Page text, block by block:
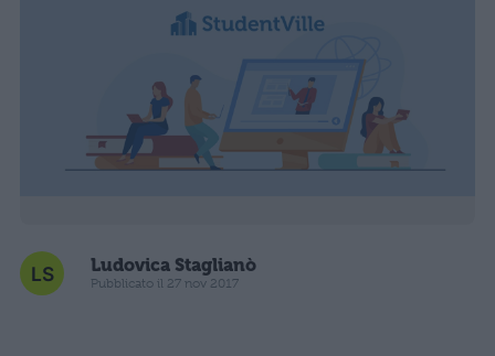
Ludovica Staglianò
Pubblicato il 27 nov 2017